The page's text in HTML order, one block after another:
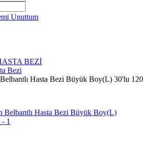
Unuttum
BEZİ
Bezi
Hasta Bezi Büyük Boy(L) 30'lu 120